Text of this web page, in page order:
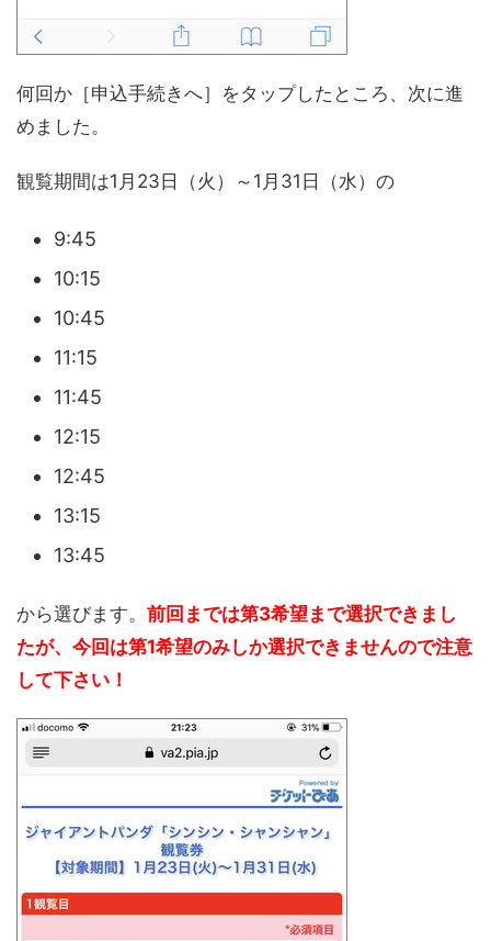
何回か［申込手続きへ］をタップしたところ、次に進
めました。
観覧期間は1月23日（火）～1月31日（水）の
9:45
10:15
10:45
11:15
11:45
12:15
12:45
13:15
13:45
から選びます。 前回までは第3希望まで選択できまし
たが、今回は第1希望のみしか選択できませんので注意
して下さい！